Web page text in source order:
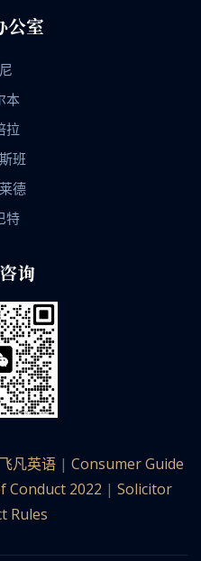
公室
本
拉
班
德
特
询
飞凡英语 | Consumer Guide
Conduct 2022 | Solicitor
Rules